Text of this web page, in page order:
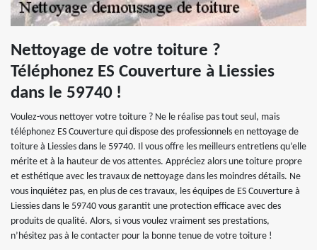
Nettoyage de votre toiture ?
Téléphonez ES Couverture à Liessies
dans le 59740 !
Voulez-vous nettoyer votre toiture ? Ne le réalise pas tout seul, mais
téléphonez ES Couverture qui dispose des professionnels en nettoyage de
toiture à Liessies dans le 59740. Il vous offre les meilleurs entretiens qu’elle
mérite et à la hauteur de vos attentes. Appréciez alors une toiture propre
et esthétique avec les travaux de nettoyage dans les moindres détails. Ne
vous inquiétez pas, en plus de ces travaux, les équipes de ES Couverture à
Liessies dans le 59740 vous garantit une protection efficace avec des
produits de qualité. Alors, si vous voulez vraiment ses prestations,
n’hésitez pas à le contacter pour la bonne tenue de votre toiture !